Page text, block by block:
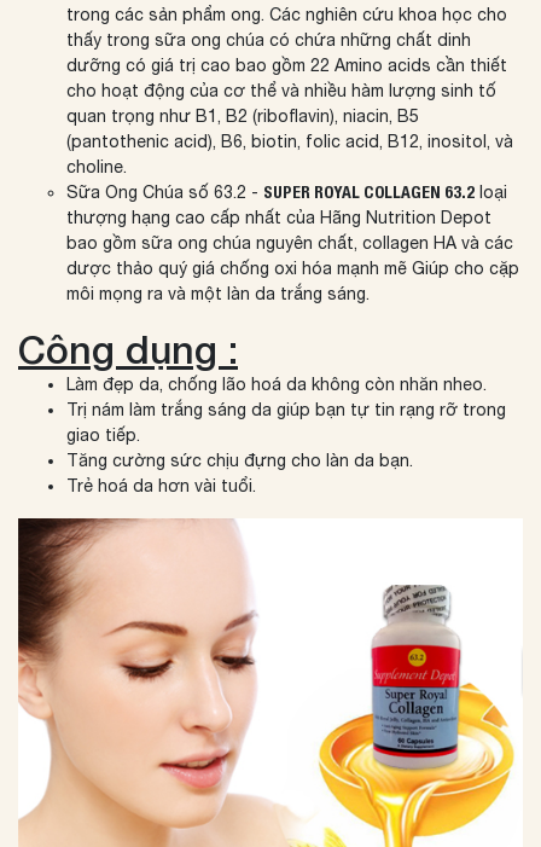
trong các sản phẩm ong. Các nghiên cứu khoa học cho
thấy trong sữa ong chúa có chứa những chất dinh
dưỡng có giá trị cao bao gồm 22 Amino acids cần thiết
cho hoạt động của cơ thể và nhiều hàm lượng sinh tố
quan trọng như B1, B2 (riboflavin), niacin, B5
(pantothenic acid), B6, biotin, folic acid, B12, inositol, và
choline.
Sữa Ong Chúa số 63.2 - SUPER ROYAL COLLAGEN 63.2 loại
thượng hạng cao cấp nhất của Hãng Nutrition Depot
bao gồm sữa ong chúa nguyên chất, collagen HA và các
dược thảo quý giá chống oxi hóa mạnh mẽ Giúp cho cặp
môi mọng ra và một làn da trắng sáng.
Công dụng :
Làm đẹp da, chống lão hoá da không còn nhăn nheo.
Trị nám làm trắng sáng da giúp bạn tự tin rạng rỡ trong
giao tiếp.
Tăng cường sức chịu đựng cho làn da bạn.
Trẻ hoá da hơn vài tuổi.